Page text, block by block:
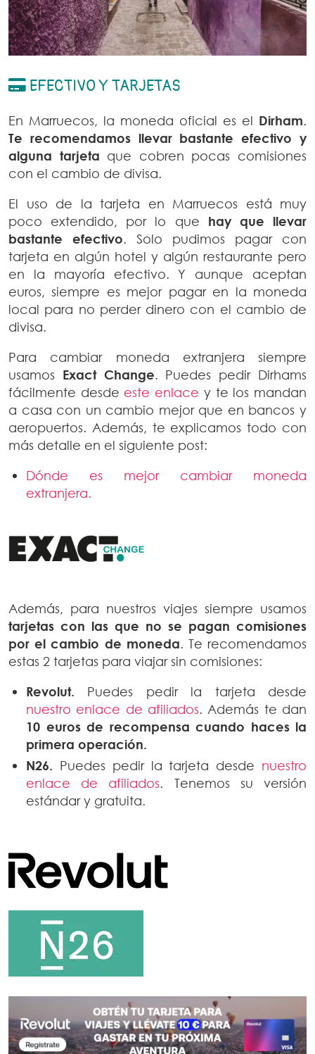
EFECTIVO Y TARJETAS
En Marruecos, la moneda oficial es el Dirham.
Te recomendamos llevar bastante efectivo y
alguna tarjeta que cobren pocas comisiones
con el cambio de divisa.
El uso de la tarjeta en Marruecos está muy
poco extendido, por lo que hay que llevar
bastante efectivo. Solo pudimos pagar con
tarjeta en algún hotel y algún restaurante pero
en la mayoría efectivo. Y aunque aceptan
euros, siempre es mejor pagar en la moneda
local para no perder dinero con el cambio de
divisa.
Para cambiar moneda extranjera siempre
usamos Exact Change. Puedes pedir Dirhams
fácilmente desde este enlace y te los mandan
a casa con un cambio mejor que en bancos y
aeropuertos. Además, te explicamos todo con
más detalle en el siguiente post:
Dónde es mejor cambiar moneda
extranjera.
Además, para nuestros viajes siempre usamos
tarjetas con las que no se pagan comisiones
por el cambio de moneda. Te recomendamos
estas 2 tarjetas para viajar sin comisiones:
Revolut. Puedes pedir la tarjeta desde
nuestro enlace de afiliados. Además te dan
10 euros de recompensa cuando haces la
primera operación.
N26. Puedes pedir la tarjeta desde nuestro
enlace de afiliados. Tenemos su versión
estándar y gratuita.